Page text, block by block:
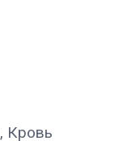
Кровь